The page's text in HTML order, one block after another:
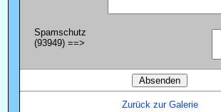
Spamschutz
(93949) ==>
Zurück zur Galerie